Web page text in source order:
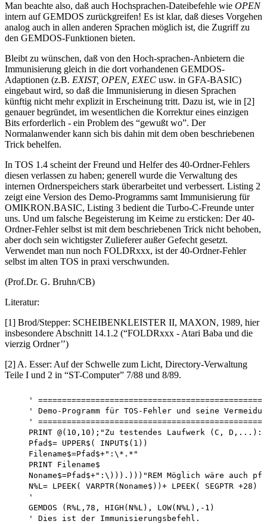
Man beachte also, daß auch Hochsprachen-Dateibefehle wie OPEN
intern auf GEMDOS zurückgreifen! Es ist klar, daß dieses Vorgehen
analog auch in allen anderen Sprachen möglich ist, die Zugriff zu
den GEMDOS-Funktionen bieten.
Bleibt zu wünschen, daß von den Hoch-sprachen-Anbietern die
Immunisierung gleich in die dort vorhandenen GEMDOS-
Adaptionen (z.B. EXIST, OPEN, EXEC usw. in GFA-BASIC)
eingebaut wird, so daß die Immunisierung in diesen Sprachen
künftig nicht mehr explizit in Erscheinung tritt. Dazu ist, wie in [2]
genauer begründet, im wesentlichen die Korrektur eines einzigen
Bits erforderlich - ein Problem des “gewußt wo”. Der
Normalanwender kann sich bis dahin mit dem oben beschriebenen
Trick behelfen.
In TOS 1.4 scheint der Freund und Helfer des 40-Ordner-Fehlers
diesen verlassen zu haben; generell wurde die Verwaltung des
internen Ordnerspeichers stark überarbeitet und verbessert. Listing 2
zeigt eine Version des Demo-Programms samt Immunisierung für
OMIKRON.BASIC, Listing 3 bedient die Turbo-C-Freunde unter
uns. Und um falsche Begeisterung im Keime zu ersticken: Der 40-
Ordner-Fehler selbst ist mit dem beschriebenen Trick nicht behoben,
aber doch sein wichtigster Zulieferer außer Gefecht gesetzt.
Verwendet man nun noch FOLDRxxx, ist der 40-Ordner-Fehler
selbst im alten TOS in praxi verschwunden.
(Prof.Dr. G. Bruhn/CB)
Literatur:
[1] Brod/Stepper: SCHEIBENKLEISTER II, MAXON, 1989, hier
insbesondere Abschnitt 14.1.2 (“FOLDRxxx - Atari Baba und die
vierzig Ordner’’)
[2] A. Esser: Auf der Schwelle zum Licht, Directory-Verwaltung
Teile I und 2 in “ST-Computer” 7/88 und 8/89.
'
' Demo-Programm für TOS-Fehler und seine
'
PRINT @(10,10);"Zu testendes Laufwerk (C, D,...):
    Pfad$= UPPER$( INPUT$(1))
    Filename$=Pfad$+":\*.*"
    PRINT Filename$
Noname$=Pfad$+":\))).)))"REM Möglich wäre auch
    N%L= LPEEK( VARPTR(Noname$))+ LPEEK( SEGPTR +28)
    '
    GEMDOS (R%L,78, HIGH(N%L), LOW(N%L),-1)
    ' Dies ist der Immunisierungsbefehl.